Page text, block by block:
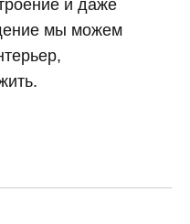
и даже
мы можем